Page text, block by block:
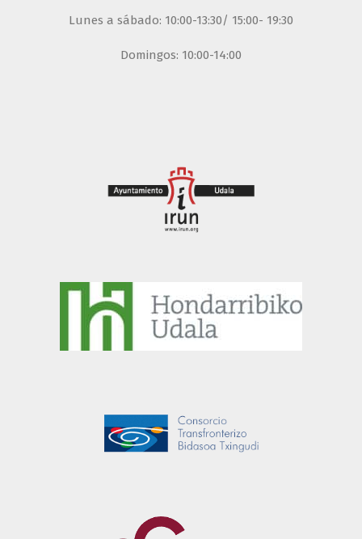
Lunes a sábado: 10:00-13:30/ 15:00- 19:30
Domingos: 10:00-14:00